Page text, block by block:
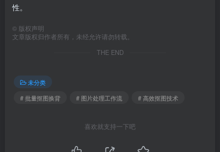
性。
© 版权声明
文章版权归作者所有，未经允许请勿转载。
THE END
未分类
# 批量抠图换背
# 图片处理工作流 # 高效抠图技术
喜欢就支持一下吧